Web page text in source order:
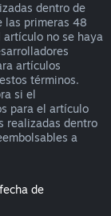
dentro de
las primeras 48
artículo no se haya
artículos
términos.
si el
para el artículo
realizadas dentro
a
de